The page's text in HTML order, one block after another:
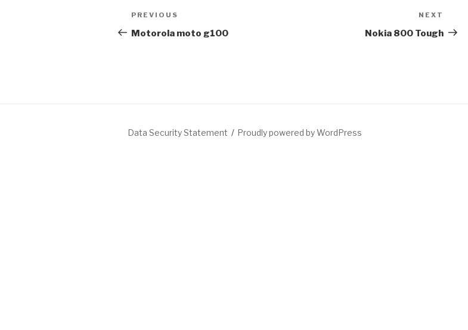
Post
navigation
Previous
Post
PREVIOUS
Motorola moto g100
Post
NEXT
Nokia 800 Tough
Data Security Statement Proudly powered by WordPress